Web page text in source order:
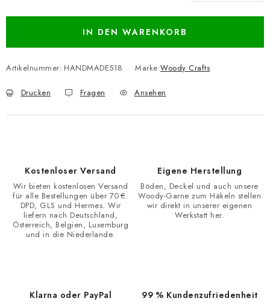
IN DEN WARENKORB
Artikelnummer: HANDMADE518 Marke:Woody Crafts
Drucken Fragen Ansehen
Kostenloser Versand
Wir bieten kostenlosen Versand
für alle Bestellungen über 70 €.
DPD, GLS und Hermes. Wir
liefern nach Deutschland,
Österreich, Belgien, Luxemburg
und in die Niederlande.
Eigene Herstellung
Böden, Deckel und auch unsere
Woody-Garne zum Häkeln stellen
wir direkt in unserer eigenen
Werkstatt her.
Klarna oder PayPal 99 % Kundenzufriedenheit